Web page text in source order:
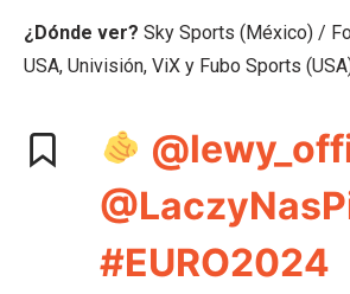
¿Dónde ver? Sky Sports (México) /
USA, Univisión, ViX y Fubo Sports
#EURO2024